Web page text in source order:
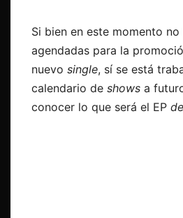
Si bien en este momento
agendadas para la
nuevo single, sí se está
calendario de shows a
conocer lo que será el EP